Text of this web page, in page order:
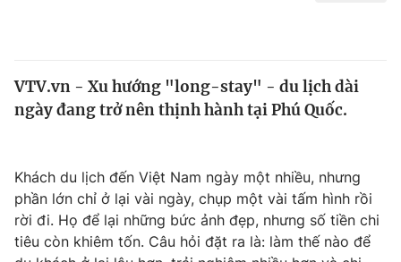
Thế giới
Câu chuyện quốc tế
Tài chính
Thị trường
Góc doanh nghiệp
Dữ liệu và đời sống
Truyền hình
VTV.vn - Xu hướng "long-stay" - du lịch dài
ngày đang trở nên thịnh hành tại Phú Quốc.
Khách du lịch đến Việt Nam ngày một nhiều, nhưng
phần lớn chỉ ở lại vài ngày, chụp một vài tấm hình rồi
rời đi. Họ để lại những bức ảnh đẹp, nhưng số tiền chi
tiêu còn khiêm tốn. Câu hỏi đặt ra là: làm thế nào để